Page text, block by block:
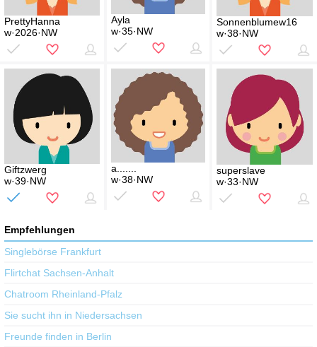
PrettyHanna
w·2026·NW
Ayla
w·35·NW
Sonnenblumew16
w·38·NW
Giftzwerg
w·39·NW
a.......
w·38·NW
superslave
w·33·NW
Empfehlungen
Singlebörse Frankfurt
Flirtchat Sachsen-Anhalt
Chatroom Rheinland-Pfalz
Sie sucht ihn in Niedersachsen
Freunde finden in Berlin